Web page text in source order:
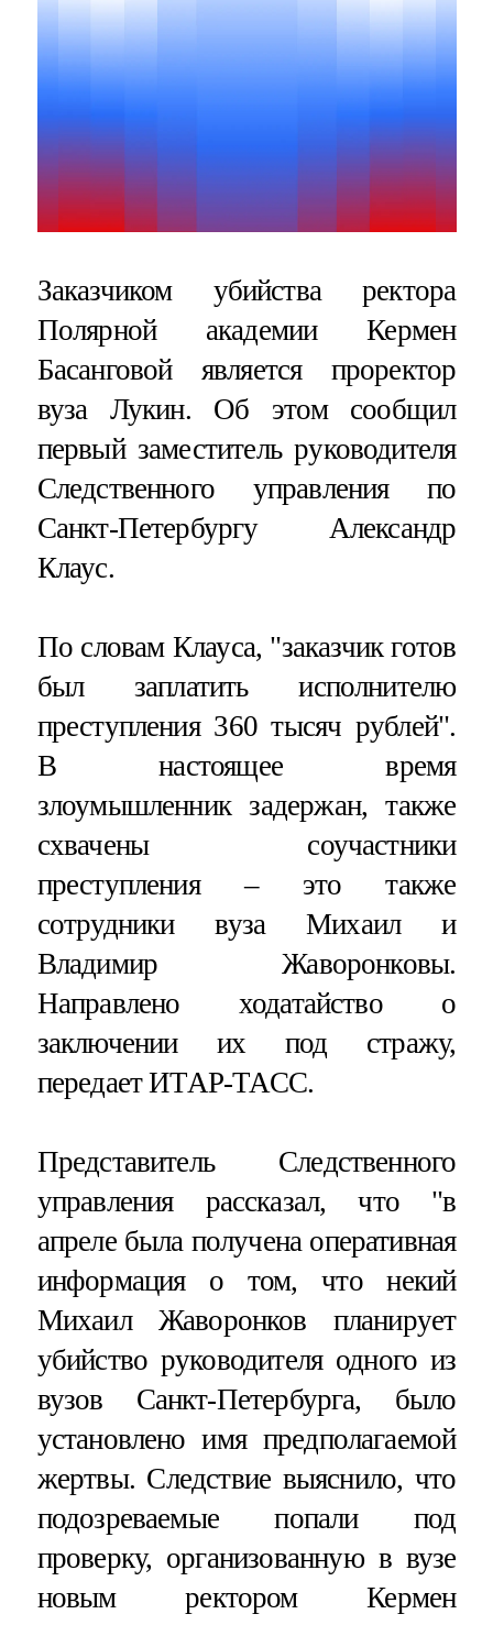
Заказчиком убийства ректора
Полярной академии Кермен
Басанговой является проректор
вуза Лукин. Об этом сообщил
первый заместитель руководителя
Следственного управления по
Санкт-Петербургу Александр
Клаус.
По словам Клауса, "заказчик готов
был заплатить исполнителю
преступления 360 тысяч рублей".
В настоящее время
злоумышленник задержан, также
схвачены соучастники
преступления – это также
сотрудники вуза Михаил и
Владимир Жаворонковы.
Направлено ходатайство о
заключении их под стражу,
передает ИТАР-ТАСС.
Представитель Следственного
управления рассказал, что "в
апреле была получена оперативная
информация о том, что некий
Михаил Жаворонков планирует
убийство руководителя одного из
вузов Санкт-Петербурга, было
установлено имя предполагаемой
жертвы. Следствие выяснило, что
подозреваемые попали под
проверку, организованную в вузе
новым ректором Кермен